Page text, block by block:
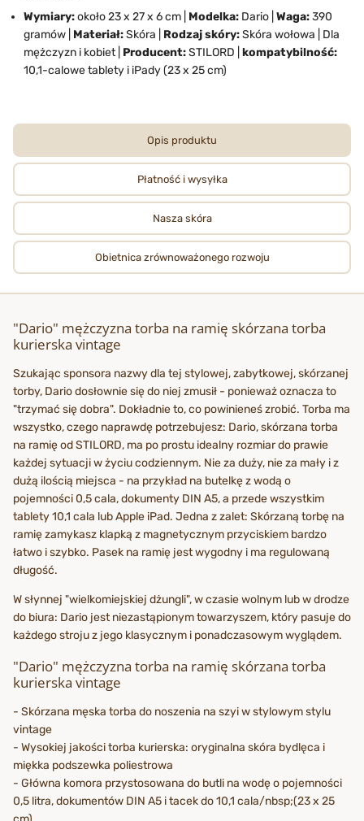
Wymiary:około 23 x 27 x 6 cm | Modelka: Dario | Waga:390
gramów | Materiał:Skóra | Rodzaj skóry:Skóra wołowa | Dla
mężczyzn i kobiet | Producent:STILORD | kompatybilność:
10,1-calowe tablety i iPady (23 x 25 cm)
Opis produktu
Płatność i wysyłka
Nasza skóra
Obietnica zrównoważonego rozwoju
"Dario" mężczyzna torba na ramię skórzana torba
kurierska vintage
Szukając sponsora nazwy dla tej stylowej, zabytkowej, skórzanej
torby, Dario dosłownie się do niej zmusił - ponieważ oznacza to
"trzymać się dobra". Dokładnie to, co powinieneś zrobić. Torba ma
wszystko, czego naprawdę potrzebujesz: Dario, skórzana torba
na ramię od STILORD, ma po prostu idealny rozmiar do prawie
każdej sytuacji w życiu codziennym. Nie za duży, nie za mały i z
dużą ilością miejsca - na przykład na butelkę z wodą o
pojemności 0,5 cala, dokumenty DIN A5, a przede wszystkim
tablety 10,1 cala lub Apple iPad. Jedna z zalet: Skórzaną torbę na
ramię zamykasz klapką z magnetycznym przyciskiem bardzo
łatwo i szybko. Pasek na ramię jest wygodny i ma regulowaną
długość.
W słynnej "wielkomiejskiej dżungli", w czasie wolnym lub w drodze
do biura: Dario jest niezastąpionym towarzyszem, który pasuje do
każdego stroju z jego klasycznym i ponadczasowym wyglądem.
"Dario" mężczyzna torba na ramię skórzana torba
kurierska vintage
- Skórzana męska torba do noszenia na szyi w stylowym stylu
vintage
- Wysokiej jakości torba kurierska: oryginalna skóra bydlęca i
miękka podszewka poliestrowa
- Główna komora przystosowana do butli na wodę o pojemności
0,5 litra, dokumentów DIN A5 i tacek do 10,1 cala/nbsp;(23 x 25